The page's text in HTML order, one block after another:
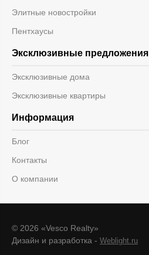
Элитные новостройки
Пентхаусы
Эксклюзивные предложения
Эксклюзивные дома
Эксклюзивные квартиры
Информация
Блог
Контакты
О компании
© 2026 «Vesco Realty»
Дизайн и разработка - Weblight.ru